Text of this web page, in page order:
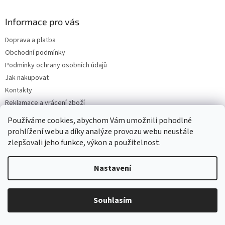
Používáme cookies, abychom Vám umožnili pohodlné
prohlížení webu a díky analýze provozu webu neustále
zlepšovali jeho funkce, výkon a použitelnost.
Nastavení
Souhlasím
Informace pro vás
Doprava a platba
Obchodní podmínky
Podmínky ochrany osobních údajů
Jak nakupovat
Kontakty
Reklamace a vrácení zboží
Mapa serveru
Odebírat newsletter
Vložte svůj e-mail a my vám budeme zasílat informace o nových
produktech na našem e-shopu.